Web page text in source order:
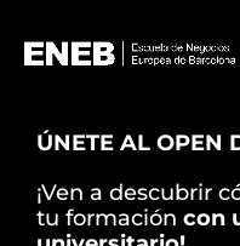
ÚNETE AL OPEN
¡Ven a descubrir
tu formación con